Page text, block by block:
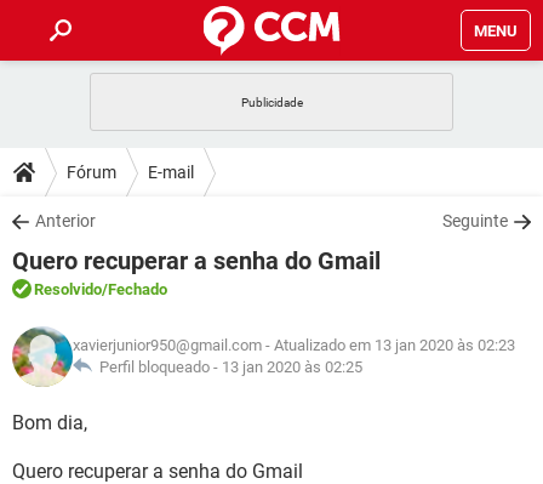
MENU
CELULAR
OUTLOOK
INSTAGRAM GMAIL
GUIA DE COMPRAS
DICAS
JOGOS
OUTLOOK
INSTAGRAM
GUIA DE COMPRAS
DOWNLOADS
JOGOS WHATSAPP
CELULAR
OUTLOOK EXCEL
INSTAGRAM
GUIA DE COMPRAS
FÓRUM
JOGOS
CELULAR FACEBOOK
GLOSSÁRIO
JOGOS
CELULAR
OUTLOOK EXCEL
Fórum E-mail
Anterior Seguinte
Quero recuperar a senha do Gmail
Resolvido/Fechado
xavierjunior950@gmail.com - Atualizado em 13 jan 2020 às 02:23
Perfil bloqueado - 13 jan 2020 às 02:25
Bom dia,
Quero recuperar a senha do Gmail